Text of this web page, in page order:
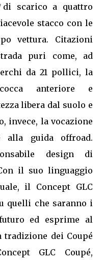
di scarico a quattro
stacco con le
vettura. Citazioni
puri come, ad
da 21 pollici, la
anteriore e
libera dal suolo e
invece, la vocazione
alla guida offroad.
design di
il suo linguaggio
il Concept GLC
quelli che saranno i
ed esprime al
dei Coupé
GLC Coupé,